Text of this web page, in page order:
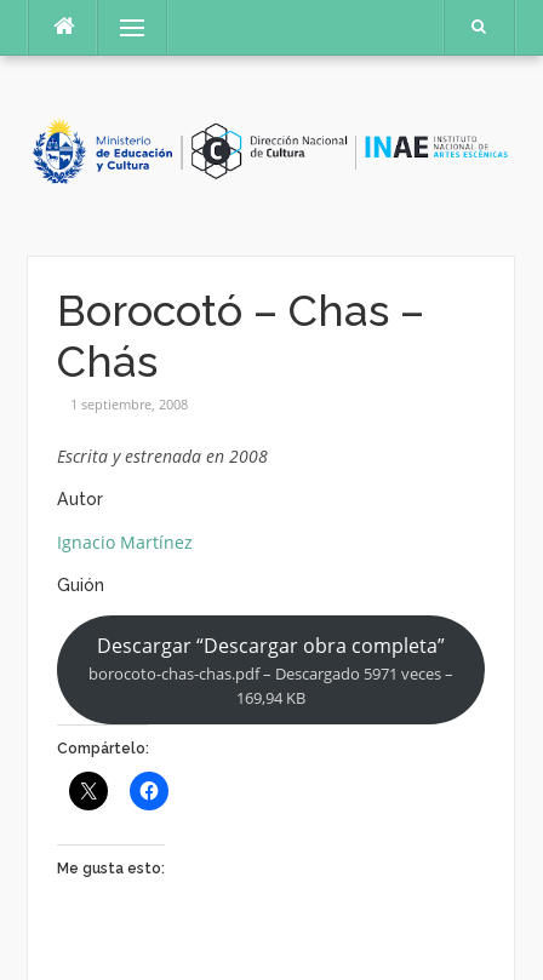
contenido
Menú
Borocotó – Chas –
Chás
1 septiembre, 2008
Escrita y estrenada en 2008
Autor
Ignacio Martínez
Guión
Descargar “Descargar obra completa”
borocoto-chas-chas.pdf – Descargado 5971 veces –
169,94 KB
Compártelo:
Me gusta esto: